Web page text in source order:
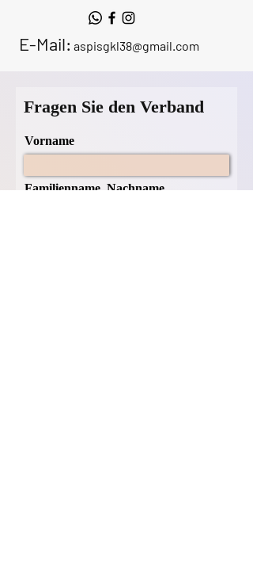
E-Mail: aspisgkl38@gmail.com
Fragen Sie den Verband
Vorname
Familienname, Nachname